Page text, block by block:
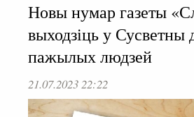
Новы нумар газеты
выходзіць у Сусветны
пажылых людзей
21.07.2023 22:22